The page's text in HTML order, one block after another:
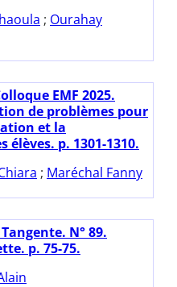
; Ourahay
EMF 2025.
de problèmes pour
et la
p. 1301-1310.
; Maréchal Fanny
N° 89.
p. 75-75.